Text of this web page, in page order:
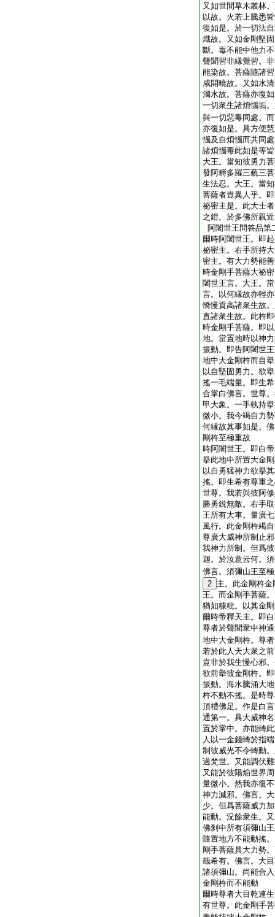
又如世間草木叢林
以故。火若上騰悉
復如是。於一切法
熾故。又如金剛堅
斷。毒不能中他力
聲聞習非縁覺習。
能染故。菩薩隨諸
咸開曉故。又如水
濁水故。菩薩亦復
一切衆生諸煩惱垢
與一切惡毒同處。
亦復如是。具方便
惱及自煩惱而共同
諸煩惱毒此如是等
大王。當知彼勇力
發阿耨多羅三藐三
生法忍。大王。當
菩薩者豈異人乎。
祕密主是。此大士
之鎧。於多佛所親
阿闍世王問答品第
爾時阿闍世王。即
祕密主。右手所持
密主。有大力勢能
時金剛手菩薩大祕
闍世王言。大王。
言。以何縁故亦輕
憍慢貢高諸衆生故
直諸衆生故。此杵
時金剛手菩薩。即
地。當置地時以神
振動。即告阿闍世
地中大金剛杵而自
以自堅固勇力。欲
搖一毛端量。即生
合掌白佛言。世尊
甲大象。一手執持
微小。我今竭自力
何縁故其事如是。
剛杵至極重故
時阿闍世王。即白
擧此地中所置大金
以自勇猛神力欲擧
搖。即生希有尊重
世尊。我若與彼阿
勝勇鋭無敵。右手
王所有大車。量廣
風行。此金剛杵竭
尊廣大威神所制止
我神力所制。但爲
迦。於汝意云何。
佛言。須彌山王至
2 主。此金剛杵
王。而金剛手菩薩
猶如糠粃。以其金
爾時帝釋天主。即
尊者於聲聞衆中神
地中大金剛杵。尊
若於此人天大衆之
豈非於我生慢心邪
欲前擧彼金剛杵。
振動。海水騰涌大
杵不動不搖。是時
頂禮佛足。作是白
通第一。具大威神
置於掌中。亦能轉
人以一金錢轉於指
制彼威光不令轉動
過梵世。又能調伏
又能於彼陽焔世界
量微小。然我亦復
神力減邪。佛言。
少。但爲菩薩威力
能動。況餘衆生。
佛刹中所有須彌山
隨置地方不能動搖
剛手菩薩具大力勢
哉希有。佛言。大
諸須彌山。尚能合
金剛杵而不能動
爾時尊者大目乾連
有世尊。此金剛手